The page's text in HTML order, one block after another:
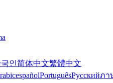
인简体中文繁體中文
españolPortuguêsРусскийภา